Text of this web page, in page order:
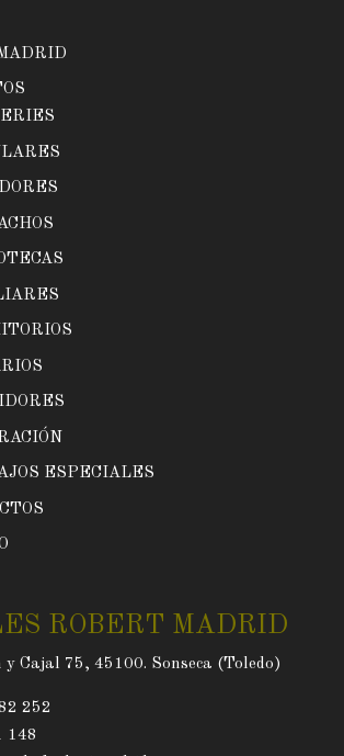
ESPECIALES
ROBERT MADRID
y Cajal 75, 45100. Sonseca (Toledo)
252
148